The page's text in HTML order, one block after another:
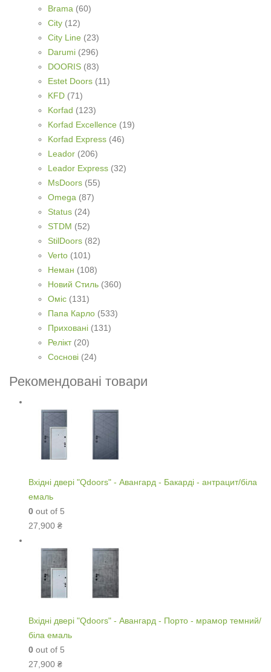
Brama (60)
City (12)
City Line (23)
Darumi (296)
DOORIS (83)
Estet Doors (11)
KFD (71)
Korfad (123)
Korfad Excellence (19)
Korfad Express (46)
Leador (206)
Leador Express (32)
MsDoors (55)
Omega (87)
Status (24)
STDM (52)
StilDoors (82)
Verto (101)
Неман (108)
Новий Стиль (360)
Оміс (131)
Папа Карло (533)
Приховані (131)
Релікт (20)
Соснові (24)
Рекомендовані товари
Вхідні двері "Qdoors" - Авангард - Бакарді - антрацит/біла
емаль
0 out of 5
27,900 ₴
Вхідні двері "Qdoors" - Авангард - Порто - мрамор темний/
біла емаль
0 out of 5
27,900 ₴